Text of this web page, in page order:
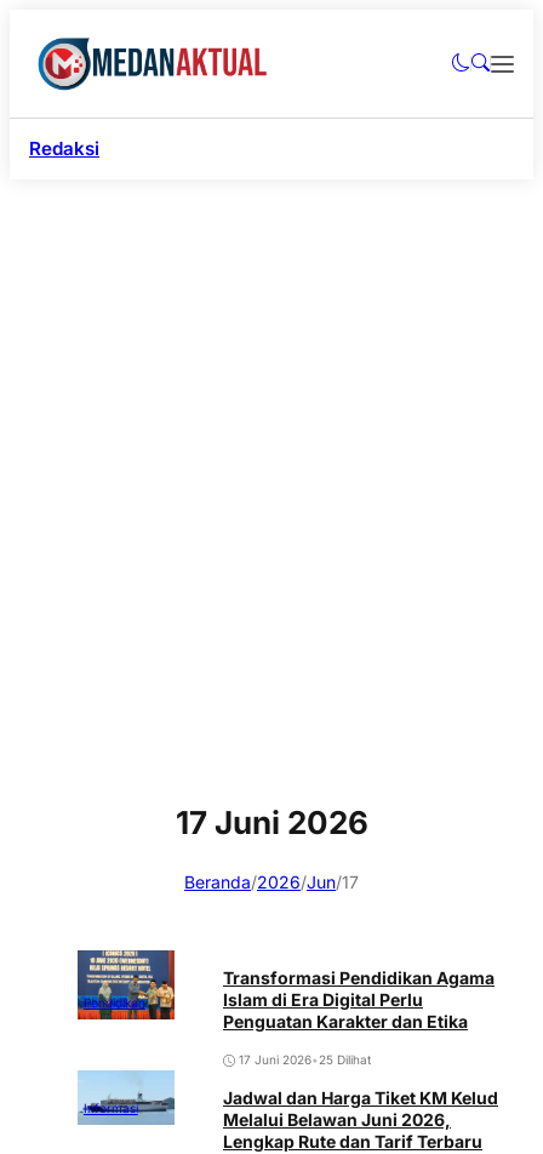
Redaksi
17 Juni 2026
Beranda/2026/Jun/17
Pendidikan
Transformasi Pendidikan Agama
Islam di Era Digital Perlu
Penguatan Karakter dan Etika
17 Juni 2026• 25 Dilihat
Informasi
Jadwal dan Harga Tiket KM Kelud
Melalui Belawan Juni 2026,
Lengkap Rute dan Tarif Terbaru